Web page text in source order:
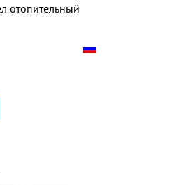
отопительный